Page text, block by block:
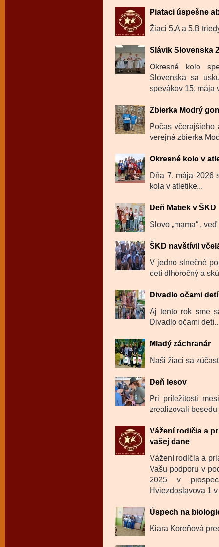
Piataci úspešne
Žiaci 5.A a 5.B
Slávik Slovenska
Okresné kolo
Slovenska sa
spevákov 15. mája
Zbierka Modrý
Počas
verejná zbierka
Okresné kolo v
Dňa 7. mája 2026
kola v atletike...
Deň Matiek v ŠKD
Slovo „mama“ ,
ŠKD navštívil
V jedno slnečné
detí dlhoročný a
Divadlo očami detí
Aj tento rok sme
Divadlo očami
Mladý záchranár
Naši žiaci sa
Deň lesov
Pri príležitosti
zrealizovali
Vážení rodičia a
vašej dane
Vážení rodičia a
Vašu podporu v
2025 v
Hviezdoslavova 1
Úspech na
Kiara Koreňová